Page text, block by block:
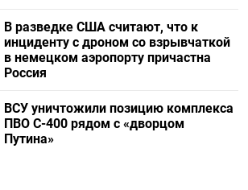
В разведке США считают, что к
инциденту с дроном со взрывчаткой
в немецком аэропорту причастна
Россия
ВСУ уничтожили позицию комплекса
ПВО С-400 рядом с «дворцом
Путина»